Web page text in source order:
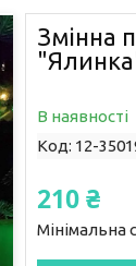
Змінна
В наявності
Код: 12-
210 ₴
Мінімальна